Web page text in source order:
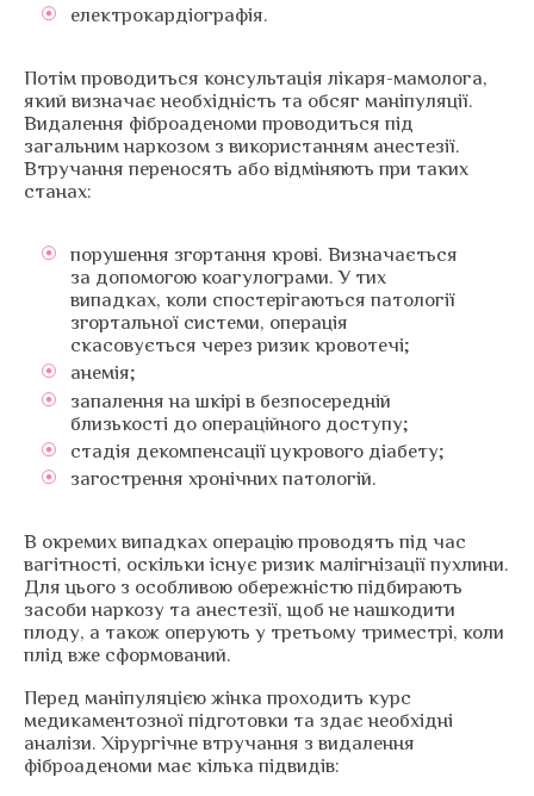
електрокардіографія.
Потім проводиться консультація лікаря-мамолога,
який визначає необхідність та обсяг маніпуляції.
Видалення фіброаденоми проводиться під
загальним наркозом з використанням анестезії.
Втручання переносять або відміняють при таких
станах:
порушення згортання крові. Визначається
за допомогою коагулограми. У тих
випадках, коли спостерігаються патології
згортальної системи, операція
скасовується через ризик кровотечі;
анемія;
запалення на шкірі в безпосередній
близькості до операційного доступу;
стадія декомпенсації цукрового діабету;
загострення хронічних патологій.
В окремих випадках операцію проводять під час
вагітності, оскільки існує ризик малігнізації пухлини.
Для цього з особливою обережністю підбирають
засоби наркозу та анестезії, щоб не нашкодити
плоду, а також оперують у третьому триместрі, коли
плід вже сформований.
Перед маніпуляцією жінка проходить курс
медикаментозної підготовки та здає необхідні
аналізи. Хірургічне втручання з видалення
фіброаденоми має кілька підвидів: